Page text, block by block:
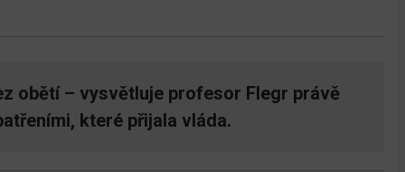
obětí – vysvětluje profesor Flegr právě
které přijala vláda.